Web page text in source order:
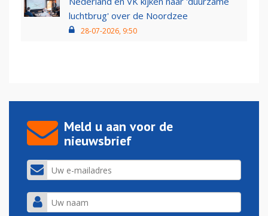
luchtbrug' over de Noordzee
28-07-2026, 9:50
Meld u aan voor de
nieuwsbrief